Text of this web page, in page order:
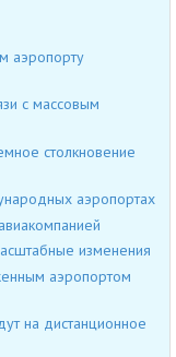
аэропорту
с массовым
столкновение
аэропортах
изменения
аэропортом
на дистанционное